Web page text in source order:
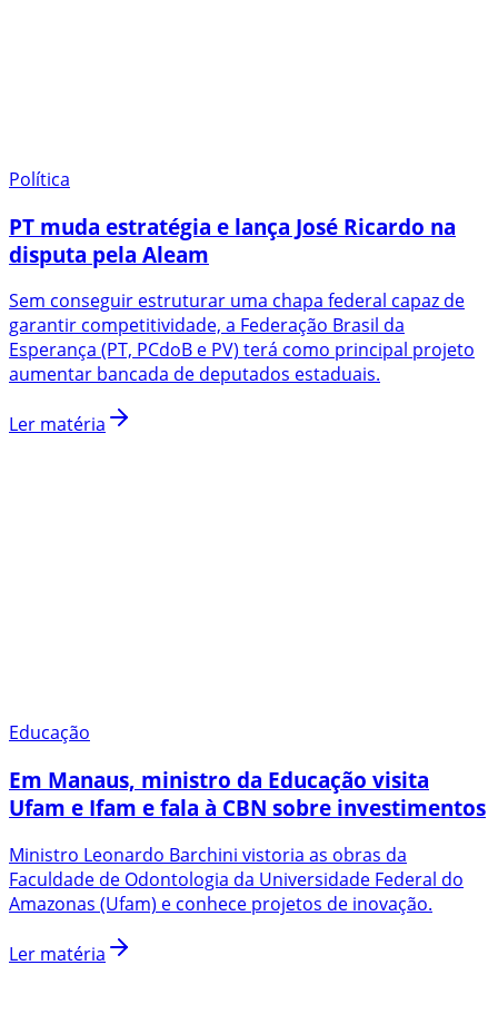
Política
PT muda estratégia e lança José Ricardo na
disputa pela Aleam
Sem conseguir estruturar uma chapa federal capaz de
garantir competitividade, a Federação Brasil da
Esperança (PT, PCdoB e PV) terá como principal projeto
aumentar bancada de deputados estaduais.
Ler matéria
Educação
Em Manaus, ministro da Educação visita
Ufam e Ifam e fala à CBN sobre investimentos
Ministro Leonardo Barchini vistoria as obras da
Faculdade de Odontologia da Universidade Federal do
Amazonas (Ufam) e conhece projetos de inovação.
Ler matéria